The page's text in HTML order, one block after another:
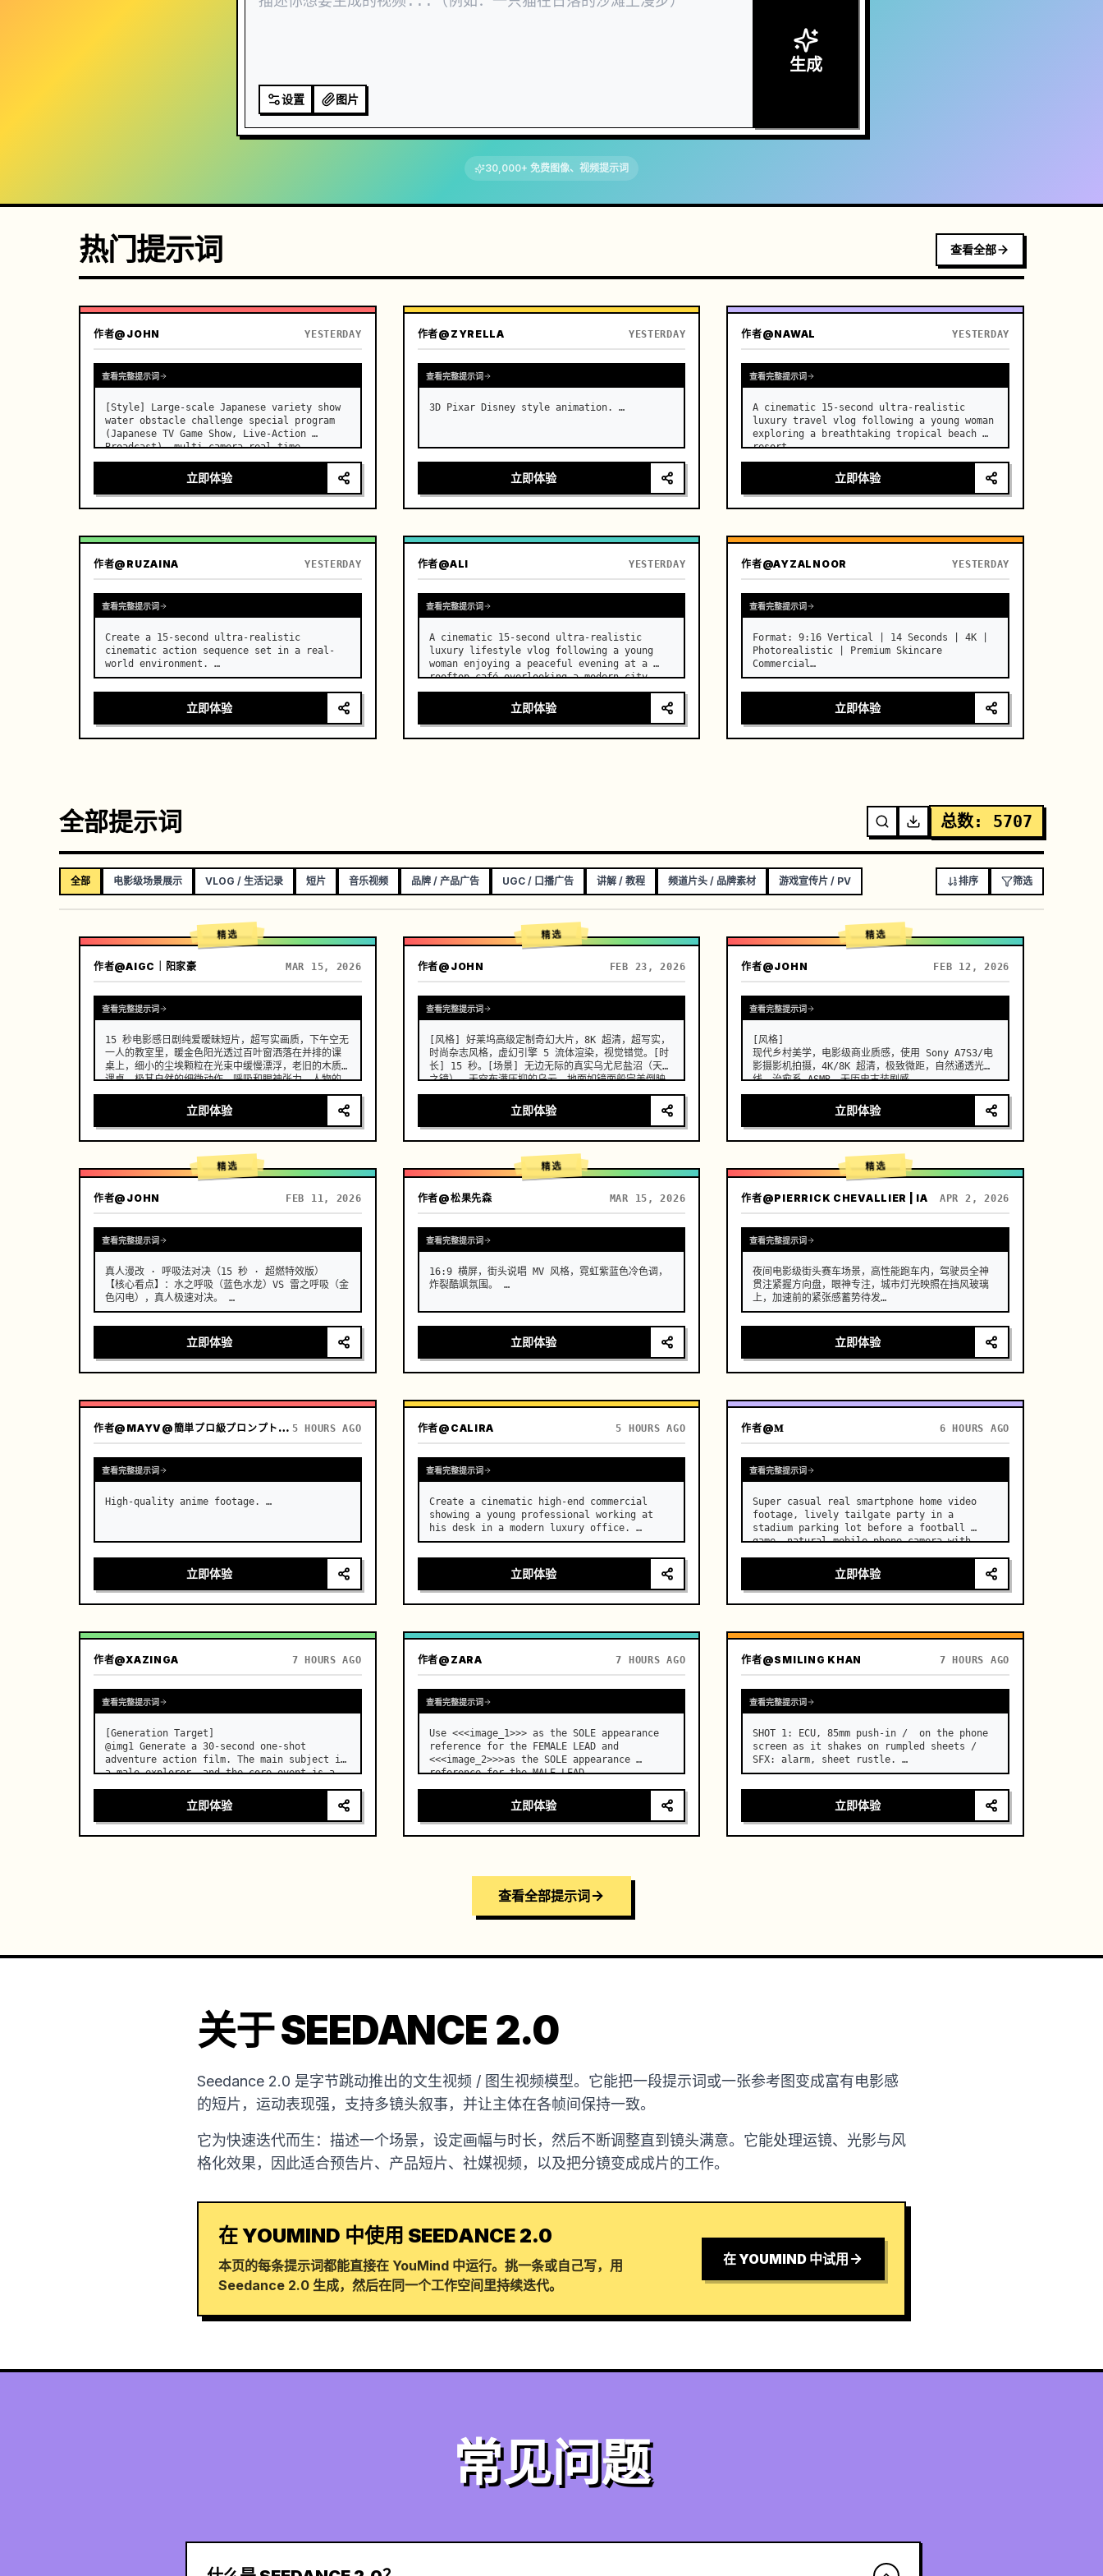
设置 图片
生成
30,000+ 免费图像、视频提示词
热门提示词 查看全部
作者@JOHN YESTERDAY
查看完整提示词
[Style] Large-scale Japanese variety show
water obstacle challenge special program
(Japanese TV Game Show, Live-Action
Broadcast), multi-camera real-time
broadcast, 4K photorealistic photography,
high-saturation summer colors, real-time
throughout without slow…
立即体验
作者@ZYRELLA YESTERDAY
查看完整提示词
3D Pixar Disney style animation. …
立即体验
作者@NAWAL YESTERDAY
查看完整提示词
A cinematic 15-second ultra-realistic
luxury travel vlog following a young woman
exploring a breathtaking tropical beach
resort. …
立即体验
作者@RUZAINA YESTERDAY
查看完整提示词
Create a 15-second ultra-realistic
cinematic action sequence set in a real-
world environment. …
立即体验
作者@ALI YESTERDAY
查看完整提示词
A cinematic 15-second ultra-realistic
luxury lifestyle vlog following a young
woman enjoying a peaceful evening at a
rooftop café overlooking a modern city
skyline. …
立即体验
作者@AYZALNOOR YESTERDAY
查看完整提示词
Format: 9:16 Vertical | 14 Seconds | 4K |
Photorealistic | Premium Skincare
Commercial
Character: A girl’s image as the ONLY
facial identity reference. …
立即体验
全部提示词 总数: 5707
全部 电影级场景展示 VLOG / 生活记录 短片 音乐视频 品牌 / 产品广告 UGC / 口播广告 讲解 / 教程 频道片头 / 品牌素材 游戏宣传片 / PV 排序 筛选
精选
作者@AIGC｜阳家豪 MAR 15, 2026
查看完整提示词
15 秒电影感日剧纯爱暧昧短片，超写实画质，下午空无
一人的教室里，暖金色阳光透过百叶窗洒落在并排的课
桌上，细小的尘埃颗粒在光束中缓慢漂浮，老旧的木质
课桌，极其自然的细微动作、呼吸和眼神张力，人物的
面部、服装和发型在整个过程中保持一致，没有变形、
漂移或伪影，真实的胸部轻微起伏与呼吸同步，浅景
深，奶油般模糊的背景，温暖的胶片颗粒，8K 锐利，日
系青春克制的心动窒息感。 …
立即体验
精选
作者@JOHN FEB 23, 2026
查看完整提示词
[风格] 好莱坞高级定制奇幻大片，8K 超清，超写实，
时尚杂志风格，虚幻引擎 5 流体渲染，视觉错觉。[时
长] 15 秒。[场景] 无边无际的真实乌尤尼盐沼（天空
之镜）。天空布满压抑的乌云，地面如镜面般完美倒映
一切，整体画面呈现极简冷色调。[00:00-00:05] 镜
头 1：高定入场与瓷肌。机位：极低角度仰拍，超长焦
镜头推近。动作：一位辨识度极高的亚洲高定脸女模
特，在水面上冷酷行走。效果：她身着并非布料，而是
流动着的真实液态青花瓷长裙。行走时裙摆发出真实陶
瓷般的清脆碰撞声，表面流淌着光泽。传统的青花纹样
在白色瓷质…
立即体验
精选
作者@JOHN FEB 12, 2026
查看完整提示词
[风格]
现代乡村美学，电影级商业质感，使用 Sony A7S3/电
影摄影机拍摄，4K/8K 超清，极致微距，自然通透光
线，治愈系 ASMR，无历史古装剧感。
一个维护良好、现代化的农舍开放式厨房，背景是郁郁
葱葱的菜园，阳光明媚。
现代乡村创作者，黑色长发随意用木簪挽起，身穿深蓝
色舒适亚麻服饰，妆容清淡，眼神专注而平静。
[镜头细节]
画面：高清特写。晨光侧逆光打在植物上。
动作：创作者的双手（手指修长干净）从藤蔓上摘下一
颗挂着晶莹…
立即体验
精选
作者@JOHN FEB 11, 2026
查看完整提示词
真人漫改 · 呼吸法对决（15 秒 · 超燃特效版）
【核心看点】：水之呼吸（蓝色水龙）VS 雷之呼吸（金
色闪电），真人极速对决。 …
立即体验
精选
作者@松果先森 MAR 15, 2026
查看完整提示词
16:9 横屏，街头说唱 MV 风格，霓虹紫蓝色冷色调，
炸裂酷飒氛围。 …
立即体验
精选
作者@PIERRICK CHEVALLIER | IA APR 2, 2026
查看完整提示词
夜间电影级街头赛车场景，高性能跑车内，驾驶员全神
贯注紧握方向盘，眼神专注，城市灯光映照在挡风玻璃
上，加速前的紧张感蓄势待发
运镜：采用具备无缝转场的快速多角度系统，内景特写
→ 肩后视角 → 外景追踪 → 低机位贴地拍摄，超动态运
镜，结合急摇镜头（whip pans）+ 变速转场（speed
ramp）+ 运动模糊遮罩剪辑，营造连续流动的视觉幻象
吸起伏，仪表盘灯光闪烁
引擎震动感增强
(4-6s) 按下…
立即体验
作者 @MAYV@簡単プロ級プロンプト公開中！ 5 HOURS AGO
查看完整提示词
High-quality anime footage. …
立即体验
作者@CALIRA 5 HOURS AGO
查看完整提示词
Create a cinematic high-end commercial
showing a young professional working at
his desk in a modern luxury office. …
立即体验
作者@𝐌 6 HOURS AGO
查看完整提示词
Super casual real smartphone home video
footage, lively tailgate party in a
stadium parking lot before a football
game, natural mobile phone camera with
frame rate with smooth natural motion,
rapidfire montage with const…
立即体验
作者@XAZINGA 7 HOURS AGO
查看完整提示词
[Generation Target]
@img1 Generate a 30-second one-shot
adventure action film. The main subject is
a male explorer, and the core event is a
mechanical traps in an underground temple
to finally reach the treasure. No audi…
立即体验
作者@ZARA 7 HOURS AGO
查看完整提示词
Use <<<image_1>>> as the SOLE appearance
reference for the FEMALE LEAD and
<<<image_2>>>as the SOLE appearance
reference for the MALE LEAD. …
立即体验
作者@SMILING KHAN 7 HOURS AGO
查看完整提示词
SHOT 1: ECU, 85mm push-in /  on the phone
screen as it shakes on rumpled sheets /
SFX: alarm, sheet rustle. …
立即体验
查看全部提示词
关于 SEEDANCE 2.0
Seedance 2.0 是字节跳动推出的文生视频 / 图生视频模型。它能把一段提示词或一张参考图变成富有电影感
的短片，运动表现强，支持多镜头叙事，并让主体在各帧间保持一致。
它为快速迭代而生：描述一个场景，设定画幅与时长，然后不断调整直到镜头满意。它能处理运镜、光影与风
格化效果，因此适合预告片、产品短片、社媒视频，以及把分镜变成成片的工作。
在 YOUMIND 中使用 SEEDANCE 2.0
本页的每条提示词都能直接在 YouMind 中运行。挑一条或自己写，用
Seedance 2.0 生成，然后在同一个工作空间里持续迭代。
在 YOUMIND 中试用
常见问题